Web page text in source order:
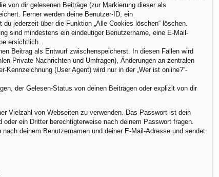
von dir gelesenen Beiträge (zur Markierung dieser als
Ferner werden deine Benutzer-ID, ein
jederzeit über die Funktion „Alle Cookies löschen“ löschen.
sind mindestens ein eindeutiger Benutzername, eine E-Mail-
ersichtlich.
Beitrag als Entwurf zwischenspeicherst. In diesen Fällen wird
Private Nachrichten und Umfragen), Änderungen an zentralen
(User Agent) wird nur in der „Wer ist online?“-
der Gelesen-Status von deinen Beiträgen oder explizit von dir
Vielzahl von Webseiten zu verwenden. Das Passwort ist dein
ein Dritter berechtigterweise nach deinem Passwort fragen.
deinem Benutzernamen und deiner E-Mail-Adresse und sendet